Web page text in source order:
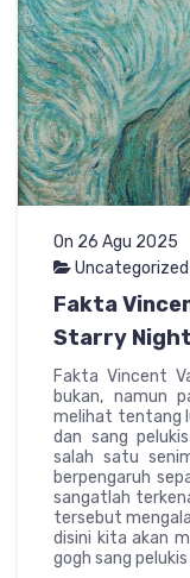
On 26 Agu 2025
Uncategorized
Fakta
Starry
Fakta Vincent
bukan, namun
melihat tentang
dan sang
salah satu
berpengaruh
sangatlah
tersebut
disini kita akan
gogh sang